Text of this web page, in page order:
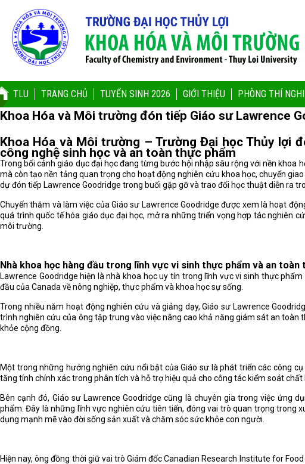
TLU TRANG CHỦ TUYỂN SINH 2026 GIỚI THIỆU PHÒNG THÍ
Khoa Hóa và Môi trường đón tiếp Giáo sư Lawrence
Khoa Hóa và Môi trường – Trường Đại học Thủy lợi
công nghệ sinh học và an toàn thực phẩm
Trong bối cảnh giáo dục đại học đang từng bước hội nhập sâu rộng với nền khoa
mà còn tạo nền tảng quan trọng cho hoạt động nghiên cứu khoa học, chuyển
dự đón tiếp Lawrence Goodridge trong buổi gặp gỡ và trao đổi học thuật diễn ra
Chuyến thăm và làm việc của Giáo sư Lawrence Goodridge được xem là hoạt
quá trình quốc tế hóa giáo dục đại học, mở ra những triển vọng hợp tác nghiên
môi trường.
Nhà khoa học hàng đầu trong lĩnh vực vi sinh thực phẩm và an toàn
Lawrence Goodridge hiện là nhà khoa học uy tín trong lĩnh vực vi sinh thực
đầu của Canada về nông nghiệp, thực phẩm và khoa học sự sống.
Trong nhiều năm hoạt động nghiên cứu và giảng dạy, Giáo sư Lawrence
trình nghiên cứu của ông tập trung vào việc nâng cao khả năng giám sát an
khỏe cộng đồng.
Một trong những hướng nghiên cứu nổi bật của Giáo sư là phát triển các công
tăng tính chính xác trong phân tích và hỗ trợ hiệu quả cho công tác kiểm soát
Bên cạnh đó, Giáo sư Lawrence Goodridge cũng là chuyên gia trong việc
phẩm. Đây là những lĩnh vực nghiên cứu tiên tiến, đóng vai trò quan trọng trong
dụng mạnh mẽ vào đời sống sản xuất và chăm sóc sức khỏe con người.
Hiện nay, ông đồng thời giữ vai trò Giám đốc Canadian Research Institute for